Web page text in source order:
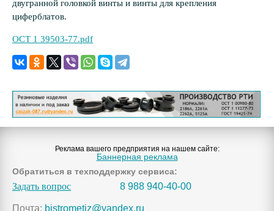
двугранной головкой винты и винты для крепления
циферблатов.
ОСТ 1 39503-77.pdf
Реклама вашего предприятия на нашем сайте:
Баннерная реклама
Обратиться в техподдержку сервиса:
Задать вопрос 8 988 940-40-00
Почта: bistrometiz@yandex.ru